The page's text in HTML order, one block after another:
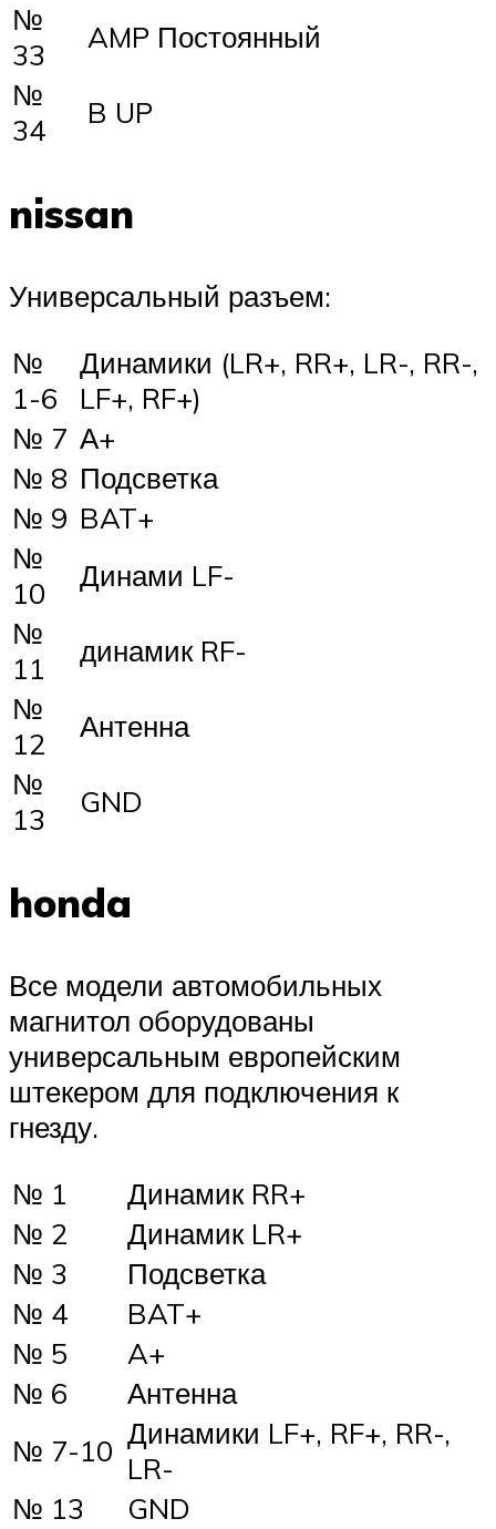
№
33
AMP Постоянный
№
34
B UP
nissan
Универсальный разъем:
№
1-6
Динамики (LR+, RR+, LR-, RR-,
LF+, RF+)
№ 7 А+
№ 8 Подсветка
№ 9 BAT+
№
10
Динами LF-
№
11
динамик RF-
№
12
Антенна
№
13
GND
honda
Все модели автомобильных
магнитол оборудованы
универсальным европейским
штекером для подключения к
гнезду.
№ 1
Динамик RR+
№ 2
Динамик LR+
№ 3
Подсветка
№ 4
BAT+
№ 5
A+
№ 6
Антенна
№ 7-10 Динамики LF+, RF+, RR-,
LR-
№ 13
GND